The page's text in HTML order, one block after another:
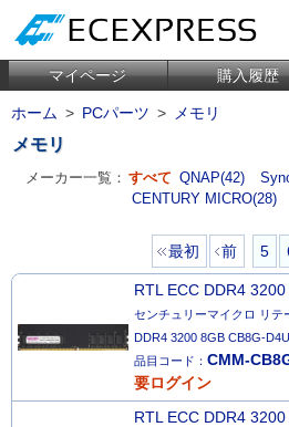
マイページ 購入履歴
ホーム > PCパーツ > メモリ
メモリ
メーカー一覧： すべて QNAP(42)
CENTURY MICRO(28)
最初
前 5
RTL ECC DDR4
センチュリーマイクロ リテ
DDR4 3200 8GB CB8G-
品目コード： CMM-
要ログイン
RTL ECC DDR4